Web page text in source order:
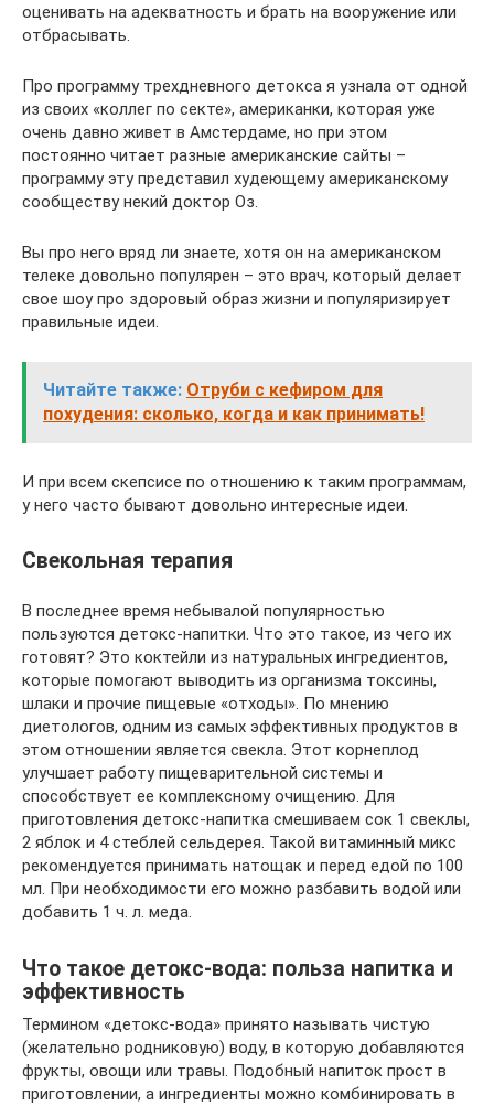
оценивать на адекватность и брать на вооружение или
отбрасывать.
Про программу трехдневного детокса я узнала от одной
из своих «коллег по секте», американки, которая уже
очень давно живет в Амстердаме, но при этом
постоянно читает разные американские сайты –
программу эту представил худеющему американскому
сообществу некий доктор Оз.
Вы про него вряд ли знаете, хотя он на американском
телеке довольно популярен – это врач, который делает
свое шоу про здоровый образ жизни и популяризирует
правильные идеи.
Читайте также: Отруби с кефиром для
похудения: сколько, когда и как принимать!
И при всем скепсисе по отношению к таким программам,
у него часто бывают довольно интересные идеи.
Свекольная терапия
В последнее время небывалой популярностью
пользуются детокс-напитки. Что это такое, из чего их
готовят? Это коктейли из натуральных ингредиентов,
которые помогают выводить из организма токсины,
шлаки и прочие пищевые «отходы». По мнению
диетологов, одним из самых эффективных продуктов в
этом отношении является свекла. Этот корнеплод
улучшает работу пищеварительной системы и
способствует ее комплексному очищению. Для
приготовления детокс-напитка смешиваем сок 1 свеклы,
2 яблок и 4 стеблей сельдерея. Такой витаминный микс
рекомендуется принимать натощак и перед едой по 100
мл. При необходимости его можно разбавить водой или
добавить 1 ч. л. меда.
Что такое детокс-вода: польза напитка и
эффективность
Термином «детокс-вода» принято называть чистую
(желательно родниковую) воду, в которую добавляются
фрукты, овощи или травы. Подобный напиток прост в
приготовлении, а ингредиенты можно комбинировать в